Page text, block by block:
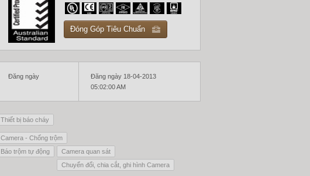
Đóng Góp Tiêu Chuẩn
Đăng ngày
Đăng ngày 18-04-2013
05:02:00 AM
Thiết bị báo cháy
Camera - Chống trộm
Báo trộm tự động
Camera quan sát
Chuyển đổi, chia cắt, ghi hình Camera